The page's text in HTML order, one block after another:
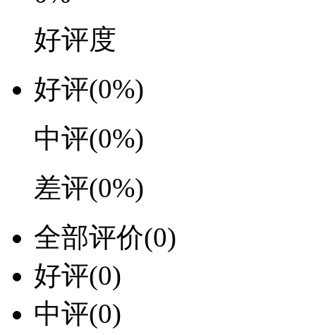
好评度
好评(0%)
中评(0%)
差评(0%)
全部评价(0)
好评(0)
中评(0)